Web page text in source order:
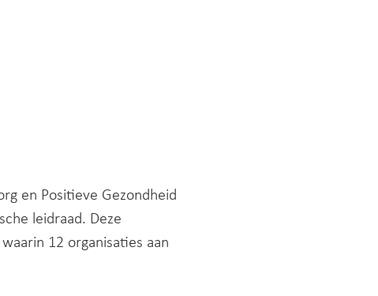
en Positieve Gezondheid
leidraad. Deze
12 organisaties aan